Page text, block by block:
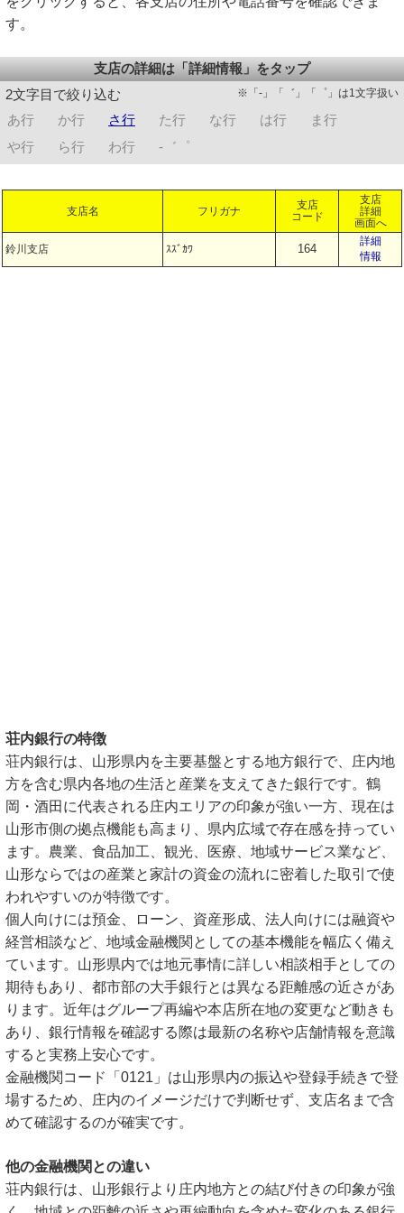
す。
支店の詳細は「詳細情報」をタップ
2文字目で絞り込む
※「-」「゛」「゜」は1文字扱い
あ行 か行 さ行 た行 な行 は行
ま行
や行
ら行 わ行 -゛゜
支店名 フリガナ
支店
コード
支店
詳細
画面へ
鈴川支店 ｽｽﾞｶﾜ 164
詳細
情報
荘内銀行の特徴
荘内銀行は、山形県内を主要基盤とする地方銀行で、庄内地
方を含む県内各地の生活と産業を支えてきた銀行です。鶴
岡・酒田に代表される庄内エリアの印象が強い一方、現在は
山形市側の拠点機能も高まり、県内広域で存在感を持ってい
ます。農業、食品加工、観光、医療、地域サービス業など、
山形ならではの産業と家計の資金の流れに密着した取引で使
われやすいのが特徴です。
個人向けには預金、ローン、資産形成、法人向けには融資や
経営相談など、地域金融機関としての基本機能を幅広く備え
ています。山形県内では地元事情に詳しい相談相手としての
期待もあり、都市部の大手銀行とは異なる距離感の近さがあ
ります。近年はグループ再編や本店所在地の変更など動きも
あり、銀行情報を確認する際は最新の名称や店舗情報を意識
すると実務上安心です。
金融機関コード「0121」は山形県内の振込や登録手続きで登
場するため、庄内のイメージだけで判断せず、支店名まで含
めて確認するのが確実です。
他の金融機関との違い
荘内銀行は、山形銀行より庄内地方との結び付きの印象が強